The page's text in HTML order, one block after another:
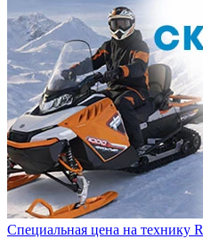
Специальная цена на технику